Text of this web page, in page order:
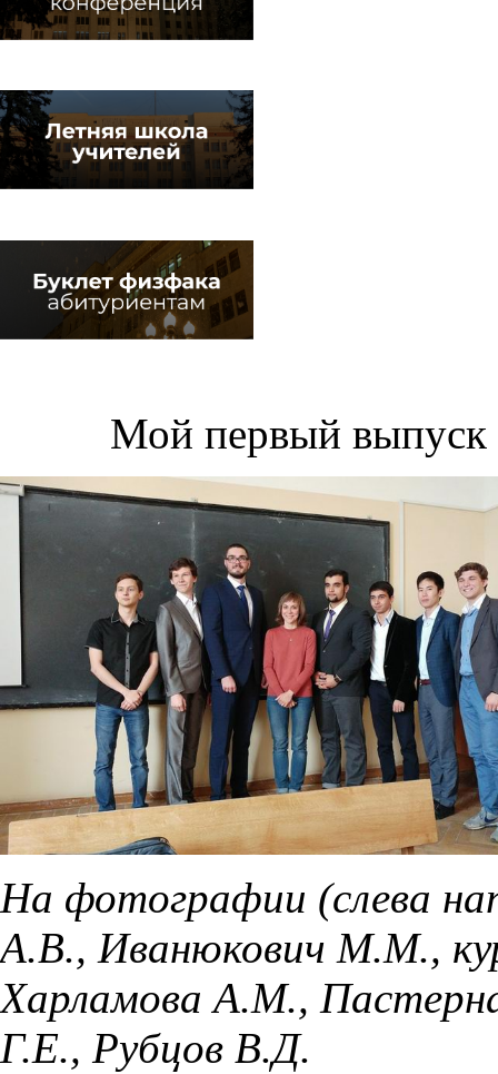
Мой первый выпуск
На фотографии (слева
А.В., Иванюкович М.М.,
Харламова А.М.,
Г.Е., Рубцов В.Д.